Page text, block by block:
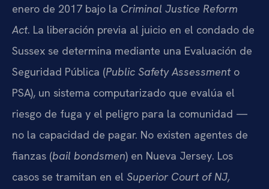
enero de 2017 bajo la Criminal Justice Reform
Act. La liberación previa al juicio en el condado de
Sussex se determina mediante una Evaluación de
Seguridad Pública (Public Safety Assessmento
PSA), un sistema computarizado que evalúa el
riesgo de fuga y el peligro para la comunidad —
no la capacidad de pagar. No existen agentes de
fianzas (bail bondsmen) en Nueva Jersey. Los
casos se tramitan en el Superior Court of NJ,